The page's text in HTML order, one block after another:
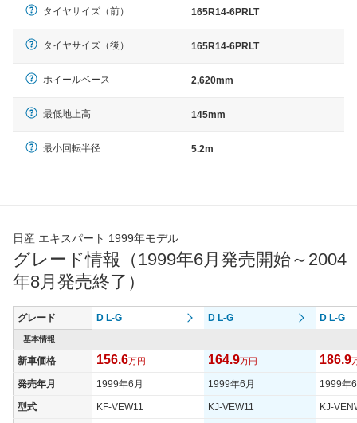
タイヤサイズ（前） 165R14-6PRLT
タイヤサイズ（後） 165R14-6PRLT
ホイールベース 2,620mm
最低地上高 145mm
最小回転半径 5.2m
日産 エキスパート 1999年モデル
グレード情報（1999年6月発売開始～2004
年8月発売終了）
グレード D L-G D L-G D L-G
基本情報
新車価格 156.6万円 164.9万円 186.9
発売年月 1999年6月 1999年6月 1999年
型式 KF-VEW11 KJ-VEW11 KJ-